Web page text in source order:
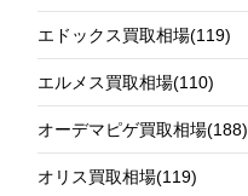
エドックス買取相場(119)
エルメス買取相場(110)
オーデマピゲ買取相場(188)
オリス買取相場(119)